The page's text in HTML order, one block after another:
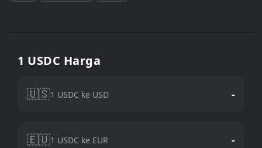
1 USDC Harga
🇺🇸1 USDC ke USD -
🇪🇺1 USDC ke EUR -